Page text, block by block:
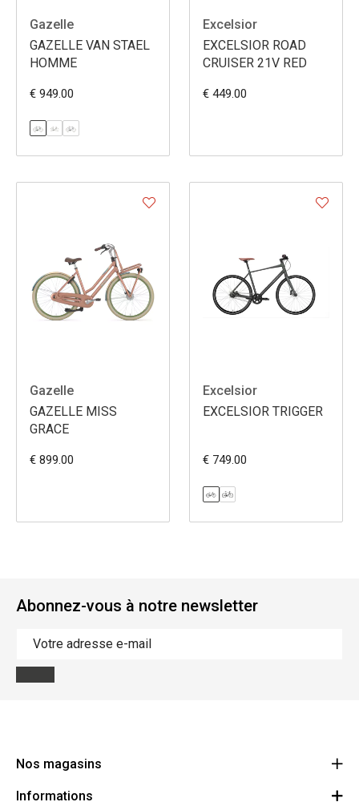
Gazelle
GAZELLE VAN STAEL
HOMME
€ 949.00
Excelsior
EXCELSIOR ROAD
CRUISER 21V RED
€ 449.00
Gazelle
GAZELLE MISS
GRACE
€ 899.00
Excelsior
EXCELSIOR TRIGGER
€ 749.00
Abonnez-vous à notre newsletter
Nos magasins
Cycles Arnold Kontz Gare / Bonnevoie
Informations